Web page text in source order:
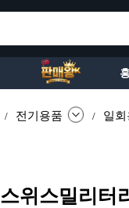
/ 전기용품 / 일회
스위스밀리터